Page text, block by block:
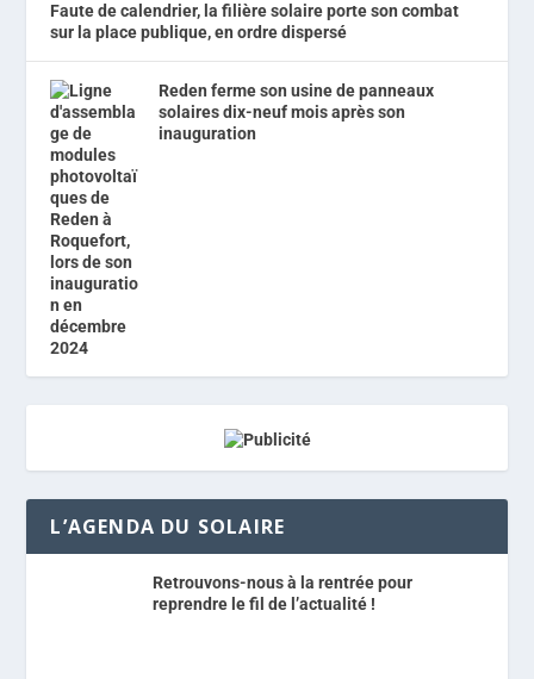
Faute de calendrier, la filière solaire porte son combat
sur la place publique, en ordre dispersé
Reden ferme son usine de panneaux
solaires dix-neuf mois après son
inauguration
L’AGENDA DU SOLAIRE
Retrouvons-nous à la rentrée pour
reprendre le fil de l’actualité !